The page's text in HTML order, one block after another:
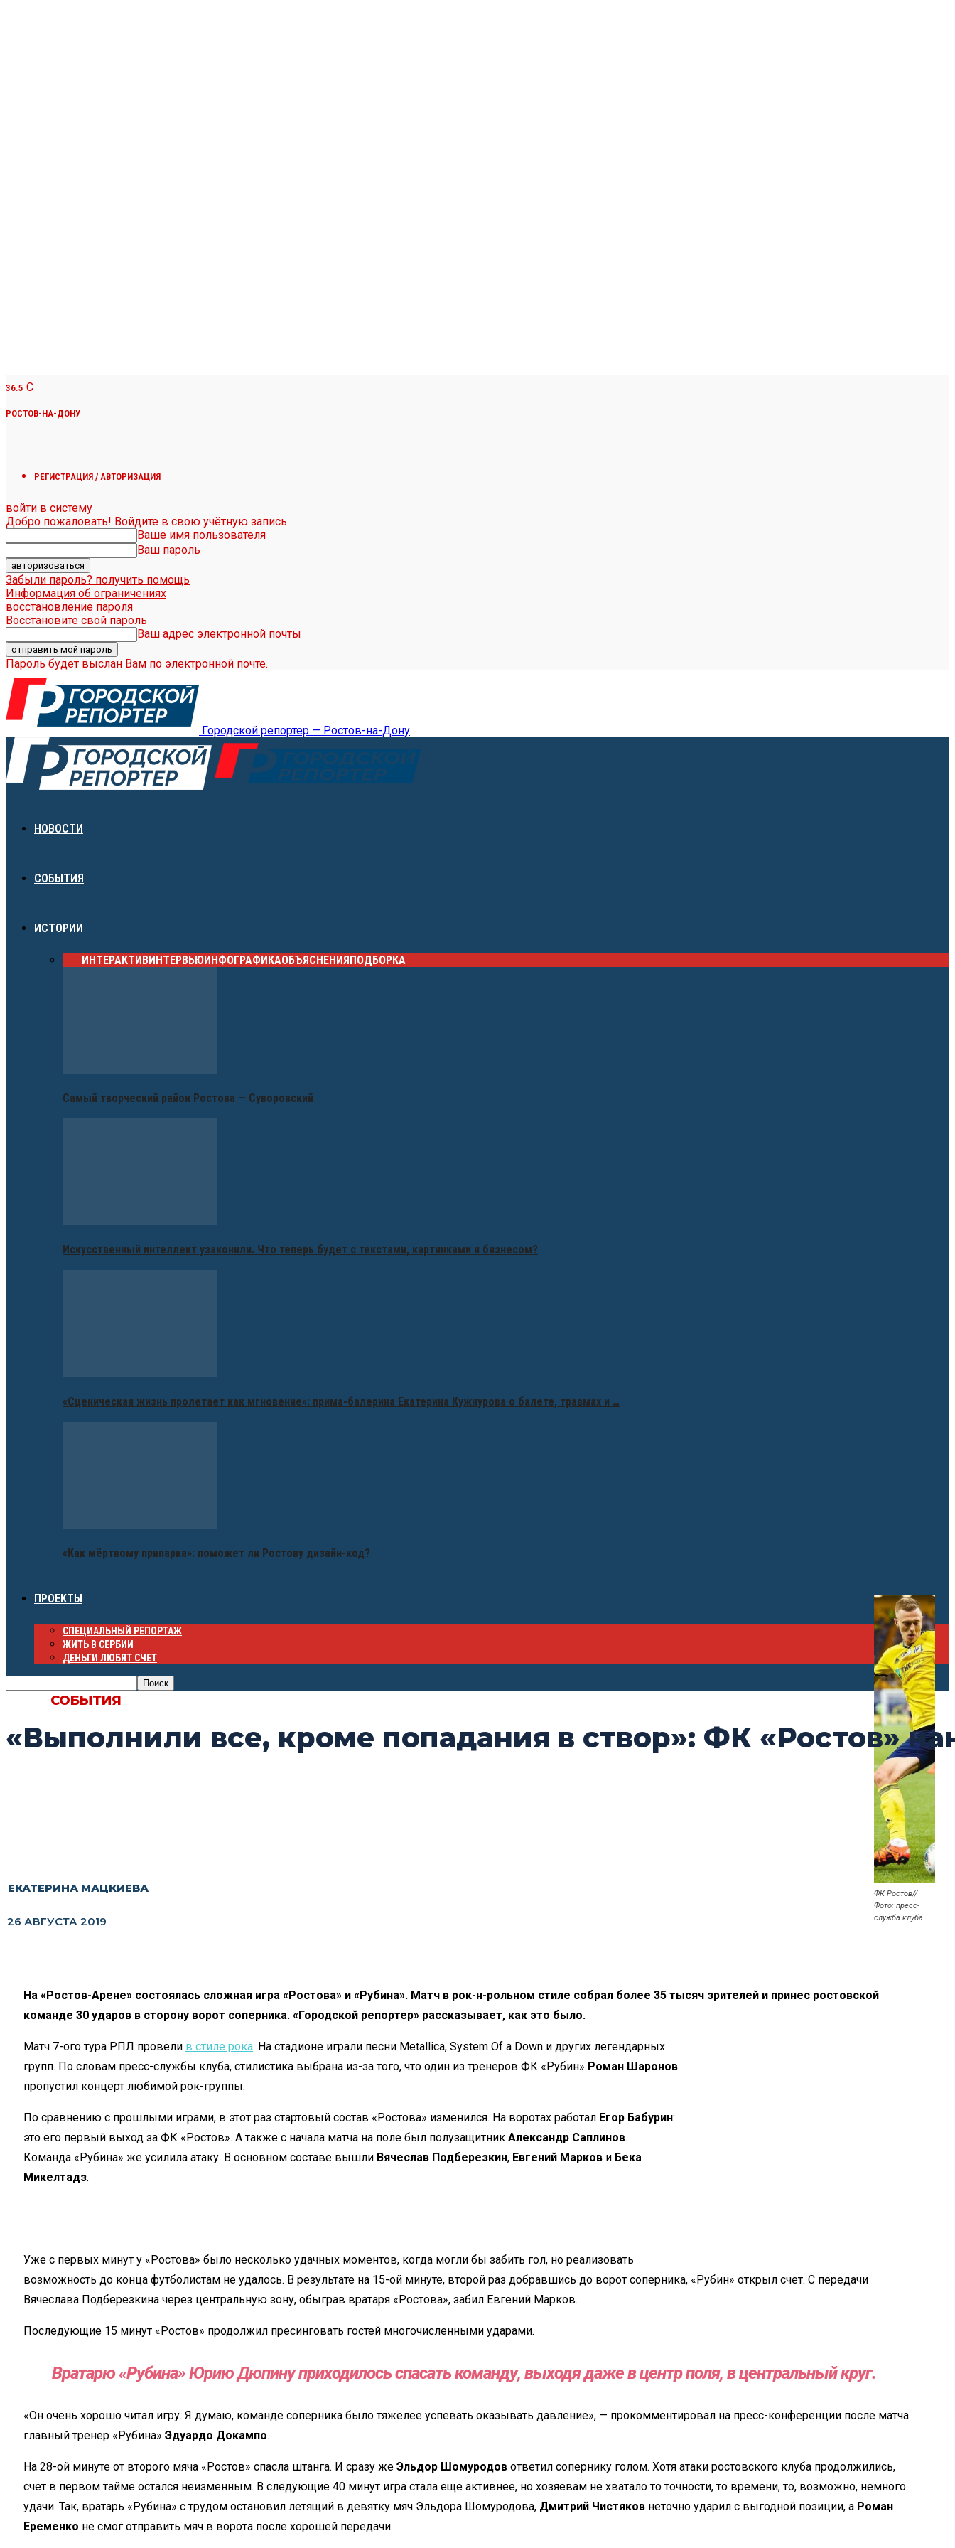
36.5 C
РОСТОВ-НА-ДОНУ
РЕГИСТРАЦИЯ / АВТОРИЗАЦИЯ
войти в систему
Добро пожаловать! Войдите в свою учётную запись
Ваше имя пользователя
Ваш пароль
Забыли пароль? получить помощь
Информация об ограничениях
восстановление пароля
Восстановите свой пароль
Ваш адрес электронной почты
Пароль будет выслан Вам по электронной почте.
Городской репортер — Ростов-на-Дону
НОВОСТИ
СОБЫТИЯ
ИСТОРИИ
ИНТЕРАКТИВИНТЕРВЬЮИНФОГРАФИКАОБЪЯСНЕНИЯПОДБОРКА
Самый творческий район Ростова — Суворовский
Искусственный интеллект узаконили. Что теперь будет с текстами, картинками и бизнесом?
«Сценическая жизнь пролетает как мгновение»: прима-балерина Екатерина Кужнурова о балете, травмах и …
«Как мёртвому припарка»: поможет ли Ростову дизайн-код?
ПРОЕКТЫ
СПЕЦИАЛЬНЫЙ РЕПОРТАЖ
ЖИТЬ В СЕРБИИ
ДЕНЬГИ ЛЮБЯТ СЧЕТ
СОБЫТИЯ
«Выполнили все, кроме попадания в створ»: ФК «Ростов»
ФК Ростов//
Фото: пресс-
служба клуба
ЕКАТЕРИНА МАЦКИЕВА
26 АВГУСТА 2019
На « Ростов-Арене» состоялась сложная игра « Ростова» и « Рубина». Матч в рок-н-рольном стиле собрал более 35 тысяч зрителей и принес ростовской
команде 30 ударов в сторону ворот соперника. « Городской репортер» рассказывает, как это было.
Матч 7-оготура РПЛ провели в стиле рока. На стадионе играли песни Metallica, System Of a Down и других легендарных
групп. По словам пресс-службы клуба, стилистика выбрана из-затого, что один из тренеров ФК « Рубин» Роман Шаронов
пропустил концерт любимой рок-группы.
По сравнению с прошлыми играми, в этот раз стартовый состав « Ростова» изменился. На воротах работал Егор Бабурин:
это его первый выход за ФК « Ростов». А также с начала матча на поле был полузащитник Александр Саплинов.
Команда « Рубина» же усилила атаку. В основном составе вышли Вячеслав Подберезкин, Евгений Марков и Бека
Микелтадз.
Уже с первых минут у « Ростова» было несколько удачных моментов, когда могли бы забить гол, но реализовать
возможность до конца футболистам не удалось. В результате на 15-ой минуте, второй раз добравшись до ворот соперника, « Рубин» открыл счет. С передачи
Вячеслава Подберезкина через центральную зону, обыграв вратаря « Ростова», забил Евгений Марков.
Последующие 15 минут « Ростов» продолжил пресинговать гостей многочисленными ударами.
Вратарю«Рубина»Юрию Дюпинуприходилось спасать команду, выходя даже вцентр поля, вцентральный круг.
«Он очень хорошо читал игру. Я думаю, команде соперника было тяжелее успевать оказывать давление», — прокомментировал на пресс-конференции после матча
главный тренер « Рубина» Эдуардо Докампо.
На 28-ой минуте от второго мяча « Ростов» спасла штанга. И сразу же Эльдор Шомуродов ответил сопернику голом. Хотя атаки ростовского клуба продолжились,
счет в первом тайме остался неизменным. В следующие 40 минут игра стала еще активнее, но хозяевам не хватало то точности, то времени, то, возможно, немного
удачи. Так, вратарь « Рубина» с трудом остановил летящий в девятку мяч Эльдора Шомуродова, Дмитрий Чистяков неточно ударил с выгодной позиции, а Роман
Еременко не смог отправить мяч в ворота после хорошей передачи.